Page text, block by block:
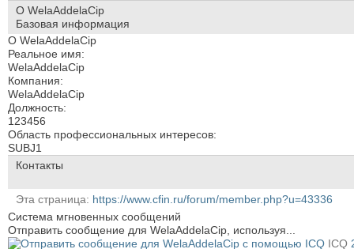
О WelaAddelaCip
Базовая информация
О WelaAddelaCip
Реальное имя:
WelaAddelaCip
Компания:
WelaAddelaCip
Должность:
123456
Область профессиональных интересов:
SUBJ1
Контакты
Эта страница
https://www.cfin.ru/forum/member.php?u=43336
Система мгновенных сообщений
Отправить сообщение для WelaAddelaCip, используя...
ICQ